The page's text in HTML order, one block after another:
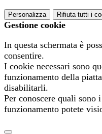
Personalizza Rifiuta tutti i
Gestione cookie
In questa schermata è
consentire.
I cookie necessari sono
funzionamento della
disabilitarli.
Per conoscere quali sono
funzionamento potete